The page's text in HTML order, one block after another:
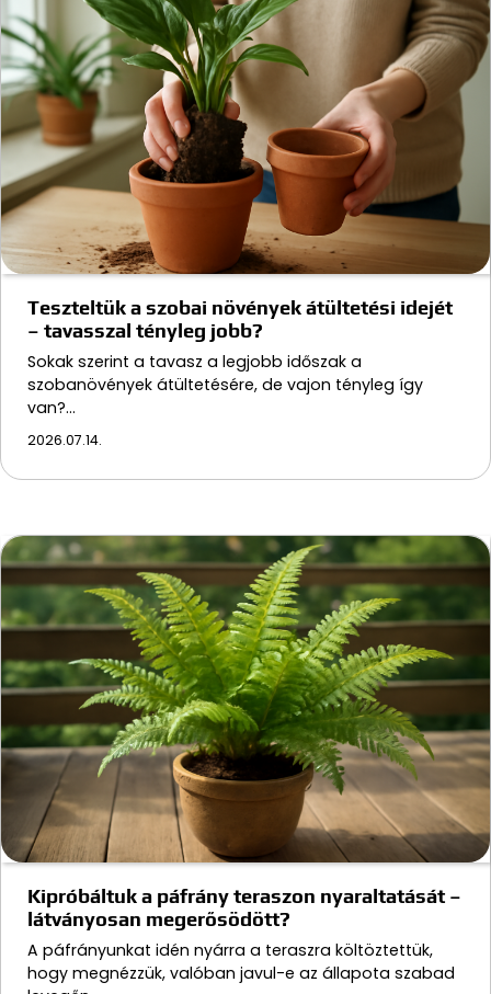
Teszteltük a szobai növények átültetési idejét
– tavasszal tényleg jobb?
Sokak szerint a tavasz a legjobb időszak a
szobanövények átültetésére, de vajon tényleg így
van?…
2026.07.14.
Kipróbáltuk a páfrány teraszon nyaraltatását –
látványosan megerősödött?
A páfrányunkat idén nyárra a teraszra költöztettük,
hogy megnézzük, valóban javul-e az állapota szabad